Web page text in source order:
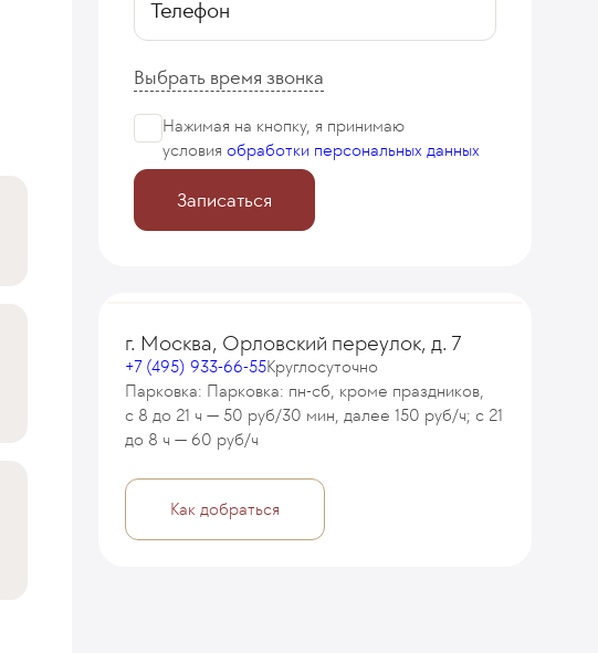
Телефон
Выбрать время звонка
Нажимая на кнопку, я принимаю
условия обработки персональных данных
Записаться
г. Москва, Орловский переулок, д. 7
+7 (495) 933-66-55Круглосуточно
Парковка: Парковка: пн-сб, кроме праздников,
с 8 до 21 ч — 50 руб/30 мин, далее 150 руб/ч; с 21
до 8 ч — 60 руб/ч
Как добраться